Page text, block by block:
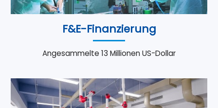
F&E-Finanzierung
Angesammelte 13 Millionen US-Dollar